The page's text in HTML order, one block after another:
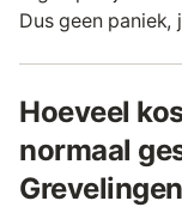
Dus geen
Hoeveel
normaal